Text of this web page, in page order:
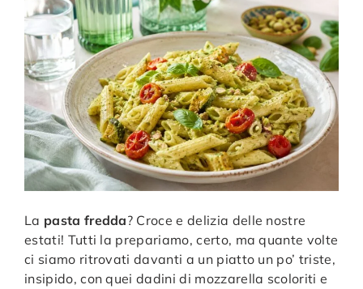
La pasta fredda? Croce e delizia delle nostre
estati! Tutti la prepariamo, certo, ma quante volte
ci siamo ritrovati davanti a un piatto un po’ triste,
insipido, con quei dadini di mozzarella scoloriti e